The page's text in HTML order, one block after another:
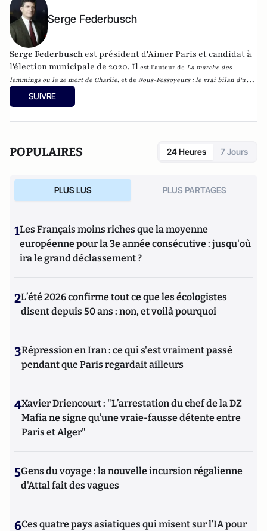
Serge Federbusch
Serge Federbusch est président d'Aimer Paris et candidat à
l'élection municipale de 2020. Il est l'auteur de La marche des
lemmings ou la 2e mort de Charlie, et de Nous-Fossoyeurs : le vrai bilan d'un
fatal quinquennat
SUIVRE
POPULAIRES 24 Heures 7 Jours
PLUS LUS PLUS PARTAGES
1Les Français moins riches que la moyenne
européenne pour la 3e année consécutive : jusqu'où
ira le grand déclassement ?
2L’été 2026 confirme tout ce que les écologistes
disent depuis 50 ans : non, et voilà pourquoi
3Répression en Iran : ce qui s'est vraiment passé
pendant que Paris regardait ailleurs
4Xavier Driencourt : "L’arrestation du chef de la DZ
Mafia ne signe qu’une vraie-fausse détente entre
Paris et Alger"
5Gens du voyage : la nouvelle incursion régalienne
d'Attal fait des vagues
6Ces quatre pays asiatiques qui misent sur l’IA pour